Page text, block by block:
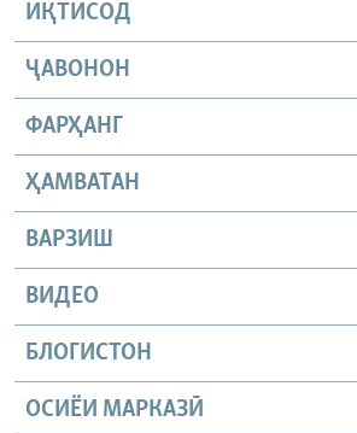
ИҚТИСОД
ҶАВОНОН
ФАРҲАНГ
ҲАМВАТАН
ВАРЗИШ
ВИДЕО
БЛОГИСТОН
ОСИЁИ МАРКАЗӢ